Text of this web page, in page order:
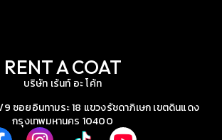
RENT A COAT
บริษัท เร้นท์ อะ โค้ท
ซอยอินทามระ 18 แขวงรัชดาภิเษก เขตดินแดง
กรุงเทพมหานคร 10400